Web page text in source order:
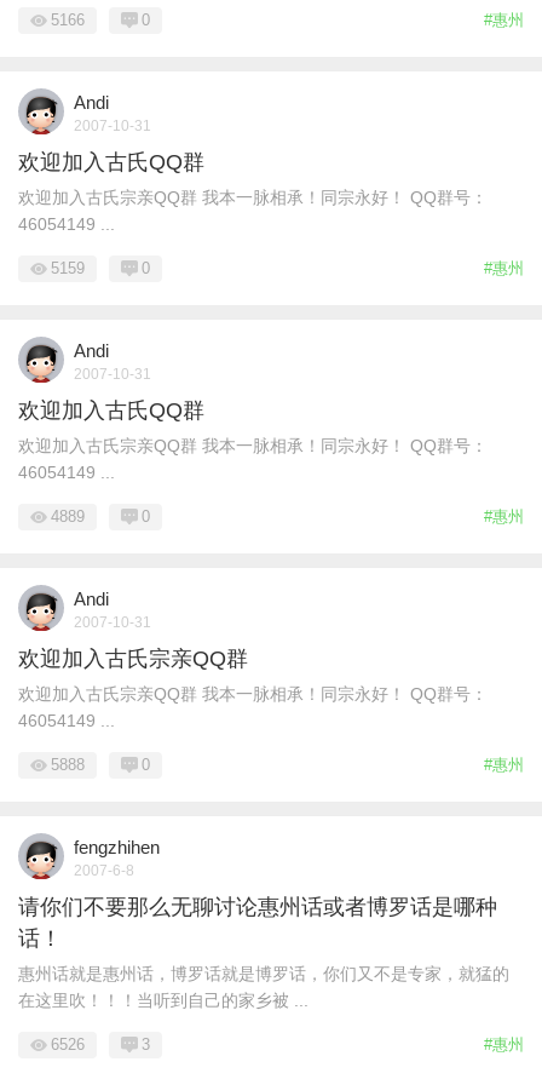
#惠州
5166 0
Andi
2007-10-31
欢迎加入古氏QQ群
欢迎加入古氏宗亲QQ群 我本一脉相承！同宗永好！ QQ群号：
46054149 ...
#惠州
5159 0
Andi
2007-10-31
欢迎加入古氏QQ群
欢迎加入古氏宗亲QQ群 我本一脉相承！同宗永好！ QQ群号：
46054149 ...
#惠州
4889 0
Andi
2007-10-31
欢迎加入古氏宗亲QQ群
欢迎加入古氏宗亲QQ群 我本一脉相承！同宗永好！ QQ群号：
46054149 ...
#惠州
5888 0
fengzhihen
2007-6-8
请你们不要那么无聊讨论惠州话或者博罗话是哪种
话！
惠州话就是惠州话，博罗话就是博罗话，你们又不是专家，就猛的
在这里吹！！！当听到自己的家乡被 ...
#惠州
6526 3